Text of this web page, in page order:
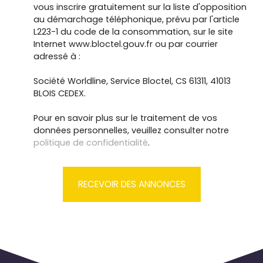
vous inscrire gratuitement sur la liste d'opposition
au démarchage téléphonique, prévu par l'article
L223-1 du code de la consommation, sur le site
Internet www.bloctel.gouv.fr ou par courrier
adressé à :
Société Worldline, Service Bloctel, CS 61311, 41013
BLOIS CEDEX.
Pour en savoir plus sur le traitement de vos
données personnelles, veuillez consulter notre
politique de confidentialité.
RECEVOIR DES ANNONCES